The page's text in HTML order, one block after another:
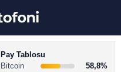
Pay Tablosu
Bitcoin
58,8%